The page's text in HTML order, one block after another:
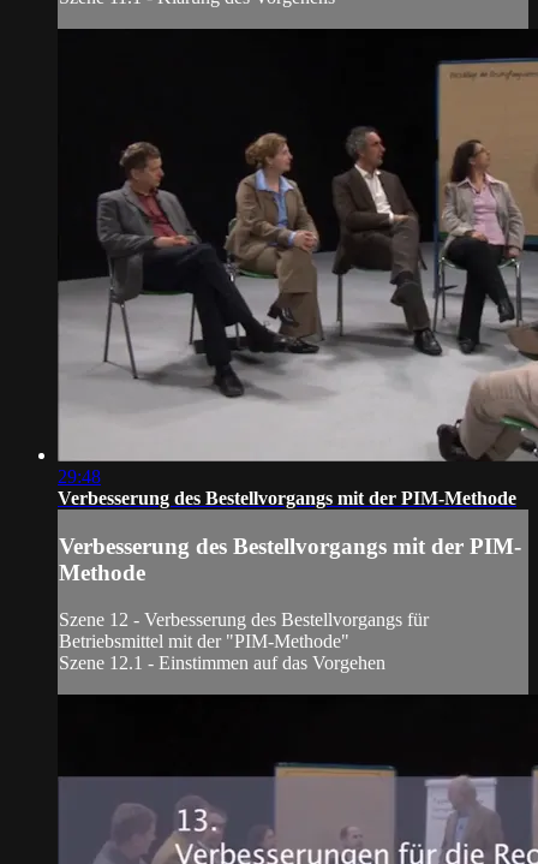
29:48
Verbesserung des Bestellvorgangs mit der PIM-Methode
Verbesserung des Bestellvorgangs mit der PIM-
Methode
Szene 12 - Verbesserung des Bestellvorgangs für
Betriebsmittel mit der "PIM-Methode"
Szene 12.1 - Einstimmen auf das Vorgehen